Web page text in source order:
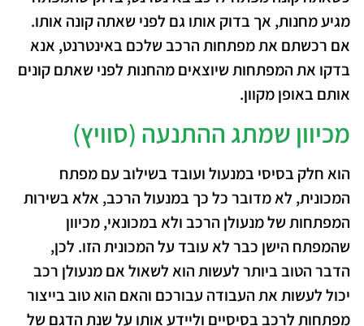
מגיע מחנות, אך בדוק אותו גם לפני שאתה קונה אותו.
אם רכשתם את מפתחות הרכב שלכם באינטרנט, אנא
בדקו את המפתחות שיוצאים מהחנות לפני שאתם קונים
אותם באופן מקוון.
מכיוון שמתג ההתנעה (סוויץ)
הוא חלק בסיסי במנעול ועובד בשילוב עם מפתח
המכונית, לא מדובר כל כך במנעול הרכב, אלא בשירות
המפתחות של מנעולן הרכב ולא במכונאי, מכיוון
שהמפתח הישן כבר לא עובד על המכונית הזו. לכן,
הדבר הטוב ביותר לעשות הוא לשאול אם מנעולן רכב
יכול לעשות את העבודה עבורכם והאם הוא טוב בייצור
מפתחות לרכב בסיסיים וליידע אותו על שנת הדגם של